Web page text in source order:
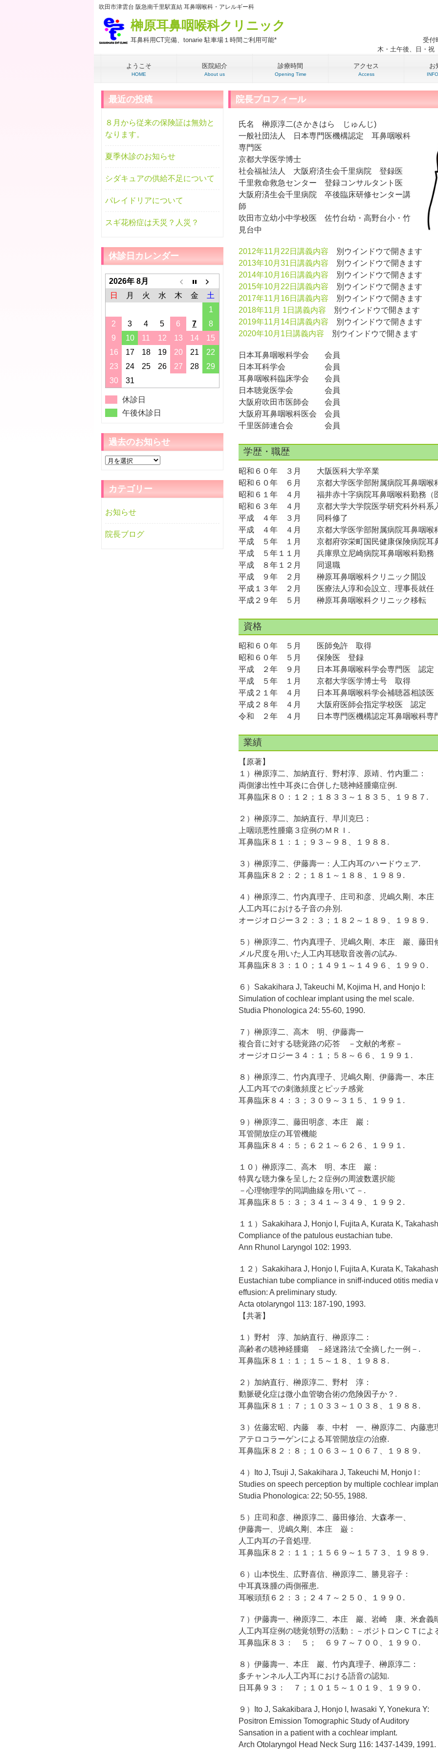
吹田市津雲台 阪急南千里駅直結 耳鼻咽喉科・アレルギー科
榊原耳鼻咽喉科クリニック
耳鼻科用CT完備、tonarie 駐車場１時間ご利用可能*
受付
木・土午後、日・
ようこそ
HOME
医院紹介
About us
診療時間
Opening Time
アクセス
Access
お
院長プロフィール
氏名 榊原淳二(さかきはら じゅんじ)
一般社団法人 日本専門医機構認定 耳鼻咽喉科
専門医
京都大学医学博士
社会福祉法人 大阪府済生会千里病院 登録医
千里救命救急センター 登録コンサルタント医
大阪府済生会千里病院 卒後臨床研修センター講
師
吹田市立幼小中学校医 佐竹台幼・高野台小・竹
見台中
2012年11月22日講義内容 別ウインドウで開きます
2013年10月31日講義内容 別ウインドウで開きます
2014年10月16日講義内容 別ウインドウで開きます
2015年10月22日講義内容 別ウインドウで開きます
2017年11月16日講義内容 別ウインドウで開きます
2018年11月 1日講義内容 別ウインドウで開きます
2019年11月14日講義内容 別ウインドウで開きます
2020年10月1日講義内容 別ウインドウで開きます
日本耳鼻咽喉科学会 会員
日本耳科学会 会員
耳鼻咽喉科臨床学会 会員
日本聴覚医学会 会員
大阪府吹田市医師会 会員
大阪府耳鼻咽喉科医会 会員
千里医師連合会 会員
学歴・職歴
昭和６０年 ３月 大阪医科大学卒業
昭和６０年 ６月 京都大学医学部附属病院耳鼻咽喉科
昭和６１年 ４月 福井赤十字病院耳鼻咽喉科勤務（
昭和６３年 ４月 京都大学大学院医学研究科外科系
平成 ４年 ３月 同科修了
平成 ４年 ４月 京都大学医学部附属病院耳鼻咽喉科
平成 ５年 １月 京都府弥栄町国民健康保険病院耳鼻
平成 ５年１１月 兵庫県立尼崎病院耳鼻咽喉科勤務（
平成 ８年１２月 同退職
平成 ９年 ２月 榊原耳鼻咽喉科クリニック開設
平成１３年 ２月 医療法人淳和会設立、理事長就任
平成２９年 ５月 榊原耳鼻咽喉科クリニック移転
資格
昭和６０年 ５月 医師免許 取得
昭和６０年 ５月 保険医 登録
平成 ２年 ９月 日本耳鼻咽喉科学会専門医 認定
平成 ５年 １月 京都大学医学博士号 取得
平成２１年 ４月 日本耳鼻咽喉科学会補聴器相談
平成２８年 ４月 大阪府医師会指定学校医 認定
令和 ２年 ４月 日本専門医機構認定耳鼻咽喉科専
業績
【原著】
１）榊原淳二、加納直行、野村淳、原靖、竹内重二：
両側滲出性中耳炎に合併した聴神経腫瘍症例.
耳鼻臨床８０：１２；１８３３～１８３５、１９８７.
２）榊原淳二、加納直行、早川克巳：
上咽頭悪性腫瘍３症例のＭＲＩ.
耳鼻臨床８１：１；９３～９８、１９８８.
３）榊原淳二、伊藤壽一：人工内耳のハードウェア.
耳鼻臨床８２：２；１８１～１８８、１９８９.
４）榊原淳二、竹内真理子、庄司和彦、児嶋久剛、本庄
人工内耳における子音の弁別.
オージオロジー３２：３；１８２～１８９、１９８９.
５）榊原淳二、竹内真理子、児嶋久剛、本庄 巖、藤田
メル尺度を用いた人工内耳聴取音改善の試み.
耳鼻臨床８３：１０；１４９１～１４９６、１９９０.
６）Sakakihara J, Takeuchi M, Kojima H, and Honjo I:
Simulation of cochlear implant using the mel scale.
Studia Phonologica 24: 55-60, 1990.
７）榊原淳二、高木 明、伊藤壽一
複合音に対する聴覚路の応答 －文献的考察－
オージオロジー３４：１；５８～６６、１９９１.
８）榊原淳二、竹内真理子、児嶋久剛、伊藤壽一、本
人工内耳での刺激頻度とピッチ感覚
耳鼻臨床８４：３；３０９～３１５、１９９１.
９）榊原淳二、藤田明彦、本庄 巖：
耳管開放症の耳管機能
耳鼻臨床８４：５；６２１～６２６、１９９１.
１０）榊原淳二、高木 明、本庄 巖：
特異な聴力像を呈した２症例の周波数選択能
－心理物理学的同調曲線を用いて－.
耳鼻臨床８５：３；３４１～３４９、１９９２.
１１）Sakakihara J, Honjo I, Fujita A, Kurata K,
Compliance of the patulous eustachian tube.
Ann Rhunol Laryngol 102: 1993.
１２）Sakakihara J, Honjo I, Fujita A, Kurata K,
Eustachian tube compliance in sniff-induced otitis media
effusion: A preliminary study.
Acta otolaryngol 113: 187-190, 1993.
【共著】
１）野村 淳、加納直行、榊原淳二：
高齢者の聴神経腫瘍 －経迷路法で全摘した一例－.
耳鼻臨床８１：１；１５～１８、１９８８.
２）加納直行、榊原淳二、野村 淳：
動脈硬化症は微小血管吻合術の危険因子か？.
耳鼻臨床８１：７；１０３３～１０３８、１９８８.
３）佐藤宏昭、内藤 泰、中村 一、榊原淳二、内藤恵
アテロコラーゲンによる耳管開放症の治療.
耳鼻臨床８２：８；１０６３～１０６７、１９８９.
４）Ito J, Tsuji J, Sakakihara J, Takeuchi M, Honjo I :
Studies on speech perception by multiple cochlear
Studia Phonologica: 22; 50-55, 1988.
５）庄司和彦、榊原淳二、藤田修治、大森孝一、
伊藤壽一、児嶋久剛、本庄 巌：
人工内耳の子音処理.
耳鼻臨床８２：１１；１５６９～１５７３、１９８９.
６）山本悦生、広野喜信、榊原淳二、勝見容子：
中耳真珠腫の両側罹患.
耳喉頭頚６２：３；２４７～２５０、１９９０.
７）伊藤壽一、榊原淳二、本庄 巖、岩崎 康、米倉義
人工内耳症例の聴覚領野の活動：－ポジトロンＣＴによ
耳鼻臨床８３： ５； ６９７～７００、１９９０.
８）伊藤壽一、本庄 巖、竹内真理子、榊原淳二：
多チャンネル人工内耳における語音の認知.
日耳鼻９３： ７；１０１５～１０１９、１９９０.
９）Ito J, Sakakibara J, Honjo I, Iwasaki Y, Yonekura Y:
Positron Emission Tomographic Study of Auditory
Sansation in a patient with a cochlear implant.
Arch Otolaryngol Head Neck Surg 116: 1437-1439, 1991.
最近の投稿
８月から従来の保険証は無効と
なります。
夏季休診のお知らせ
シダキュアの供給不足について
パレイドリアについて
スギ花粉症は天災？人災？
休診日カレンダー
2026年 8月
日
月 火 水 木 金
土
1
2
3 4 5 6 7
8
9
10 11 12 13 14
15
16
17 18 19 20 21
22
23
24 25 26 27 28
29
30
31
休診日
午後休診日
過去のお知らせ
過
の
お
ら
せ
カテゴリー
お知らせ
院長ブログ